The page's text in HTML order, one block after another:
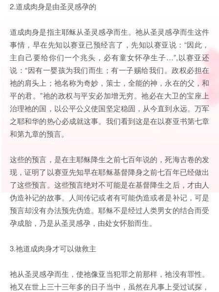
2.道成肉身是由圣灵感孕的
道成肉身是指主耶稣从圣灵感孕而生。祂从圣灵感孕而生这件
事情，早在先知以赛亚已预经言了，先知以赛亚说：“因此，
主自己要给你们一个兆头，必有童女怀孕生子…”,以赛亚还
说：“因有一婴孩为我们而生；有一子赐给我们。政权必担在
祂的肩头上；祂名称为奇妙，策士，全能的神，永在的父，和
平的君。”祂的政权与平安必加增无穷。祂必在大卫的宝座上
治理祂的国，以公平公义使国坚定稳固，从今直到永远。万军
之耶和华的热心必成就这事。我们看到这是在以赛亚书第七章
和第九章的预言。
这些的预言，是在主耶稣降生之前七百年说的，死海古卷的发
现，证明了以赛亚先知早在耶稣基督降身之前七百年已经做出
了这些预言。这些预言绝对不可能是在基督降生之后，才由人
伪造补记的故事。人间传记或者有可能伪造或者是补记，可是
预言却没有办法预先伪造。耶稣不是经过人类男女的结合而受
孕成胎，乃是从圣灵感孕，由处女怀胎而生。
3.祂道成肉身才可以做救主
祂从圣灵感孕而生，使祂像亚当犯罪之前那样，祂没有罪性。
祂又在世上三十三年多的日子当中，虽然在凡事上受过试探，